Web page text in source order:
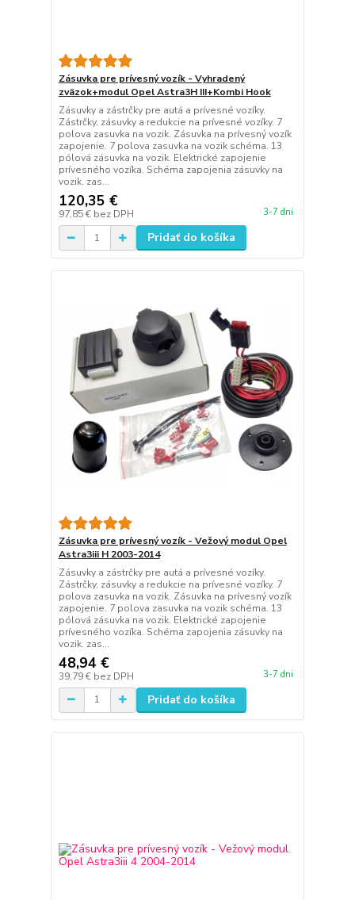
Zásuvka pre prívesný vozík - Vyhradený
zväzok+modul Opel Astra3H III+Kombi Hook
Zásuvky a zástrčky pre autá a prívesné vozíky.
Zástrčky, zásuvky a redukcie na prívesné vozíky. 7
polova zasuvka na vozik. Zásuvka na prívesný vozík
zapojenie. 7 polova zasuvka na vozik schéma. 13
pólová zásuvka na vozik. Elektrické zapojenie
prívesného vozíka. Schéma zapojenia zásuvky na
vozik. zas...
120,35 €
97,85 € bez DPH 3-7 dni
Pridať do košíka
Zásuvka pre prívesný vozík - Vežový modul Opel
Astra3iii H 2003-2014
Zásuvky a zástrčky pre autá a prívesné vozíky.
Zástrčky, zásuvky a redukcie na prívesné vozíky. 7
polova zasuvka na vozik. Zásuvka na prívesný vozík
zapojenie. 7 polova zasuvka na vozik schéma. 13
pólová zásuvka na vozik. Elektrické zapojenie
prívesného vozíka. Schéma zapojenia zásuvky na
vozik. zas...
48,94 €
39,79 € bez DPH 3-7 dni
Pridať do košíka